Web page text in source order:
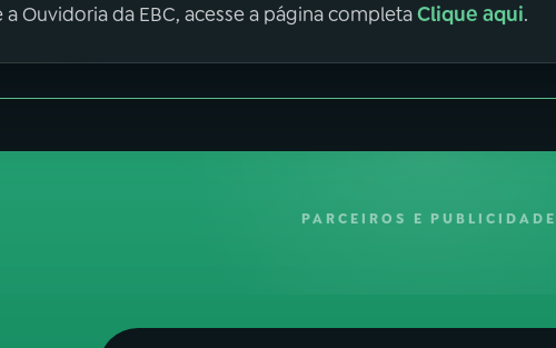
Ouvidoria da EBC, acesse a página completaClique aqui.
PARCEIROS E PUBLICIDADE